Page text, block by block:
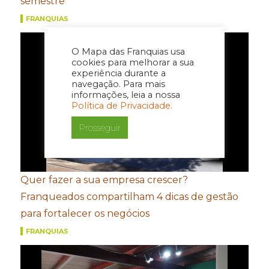
O Mapa das Franquias usa
cookies para melhorar a sua
experiência durante a
navegação. Para mais
informações, leia a nossa
Política de Privacidade.
Prosseguir
FRANQUIAS
Quer fazer a sua empresa crescer?
Franqueados compartilham 4 dicas de gestão
para fortalecer os negócios
FRANQUIAS